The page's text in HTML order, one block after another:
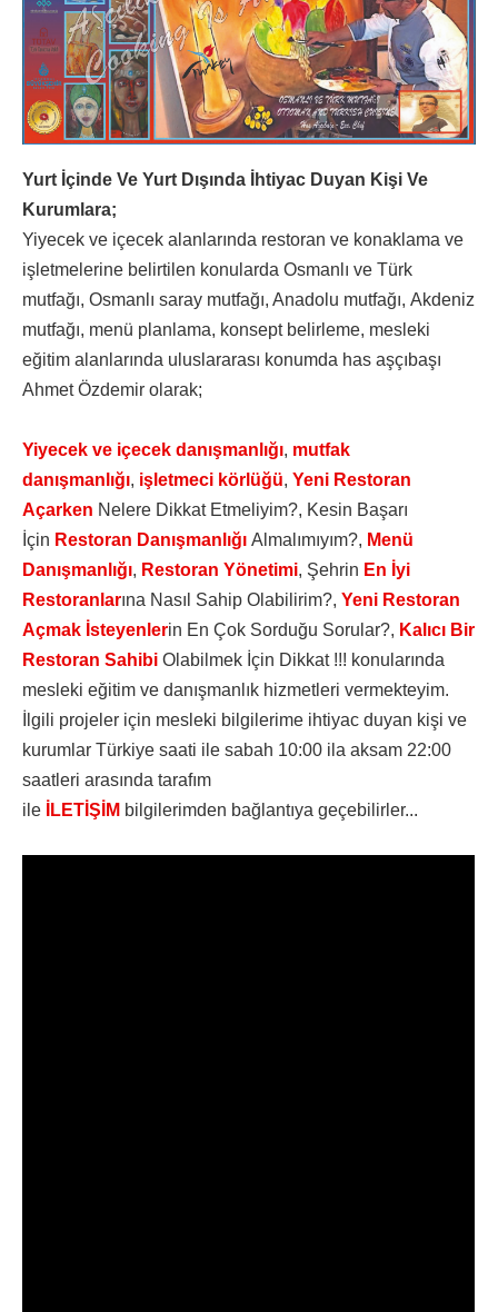
Yurt İçinde Ve Yurt Dışında İhtiyac Duyan Kişi Ve
Kurumlara;
Yiyecek ve içecek alanlarında restoran ve konaklama ve
işletmelerine belirtilen konularda Osmanlı ve Türk
mutfağı, Osmanlı saray mutfağı, Anadolu mutfağı, Akdeniz
mutfağı, menü planlama, konsept belirleme, mesleki
eğitim alanlarında uluslararası konumda has aşçıbaşı
Ahmet Özdemir olarak;
Yiyecek ve içecek danışmanlığı, mutfak
danışmanlığı, işletmeci körlüğü,Yeni Restoran
Açarken Nelere Dikkat Etmeliyim?, Kesin Başarı
İçin Restoran Danışmanlığı Almalımıyım?, Menü
Danışmanlığı, Restoran Yönetimi, Şehrin En İyi
Restoranlarına Nasıl Sahip Olabilirim?,Yeni Restoran
Açmak İsteyenlerin En Çok Sorduğu Sorular?, Kalıcı Bir
Restoran SahibiOlabilmek İçin Dikkat !!! konularında
mesleki eğitim ve danışmanlık hizmetleri vermekteyim.
İlgili projeler için mesleki bilgilerime ihtiyac duyan kişi ve
kurumlar Türkiye saati ile sabah 10:00 ila aksam 22:00
saatleri arasında tarafım
ile
İLETİŞİM bilgilerimden bağlantıya geçebilirler...